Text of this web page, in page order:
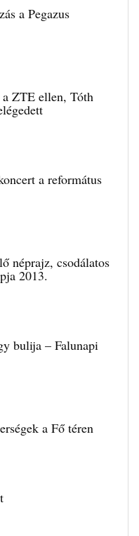
a Pegazus
ZTE ellen, Tóth
a református
néprajz, csodálatos
2013.
bulija – Falunapi
a Fő téren